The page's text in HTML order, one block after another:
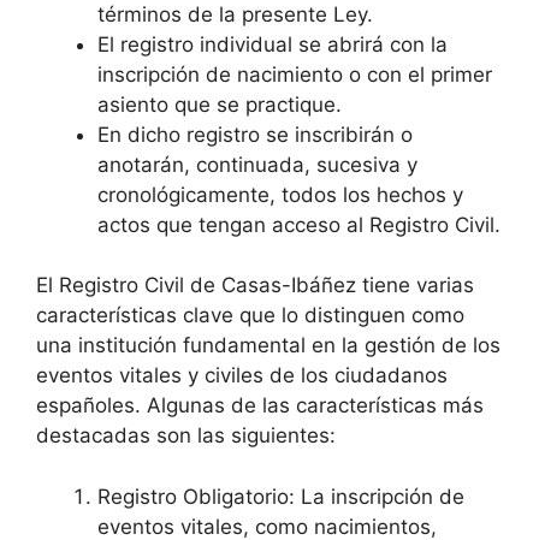
términos de la presente Ley.
El registro individual se abrirá con la
inscripción de nacimiento o con el primer
asiento que se practique.
En dicho registro se inscribirán o
anotarán, continuada, sucesiva y
cronológicamente, todos los hechos y
actos que tengan acceso al Registro Civil.
El Registro Civil de Casas-Ibáñez tiene varias
características clave que lo distinguen como
una institución fundamental en la gestión de los
eventos vitales y civiles de los ciudadanos
españoles. Algunas de las características más
destacadas son las siguientes:
Registro Obligatorio: La inscripción de
eventos vitales, como nacimientos,